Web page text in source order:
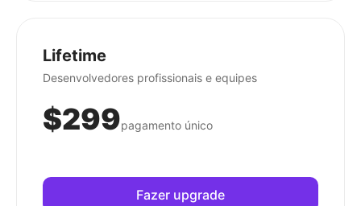
Lifetime
Desenvolvedores profissionais e equipes
$299pagamento único
Fazer upgrade